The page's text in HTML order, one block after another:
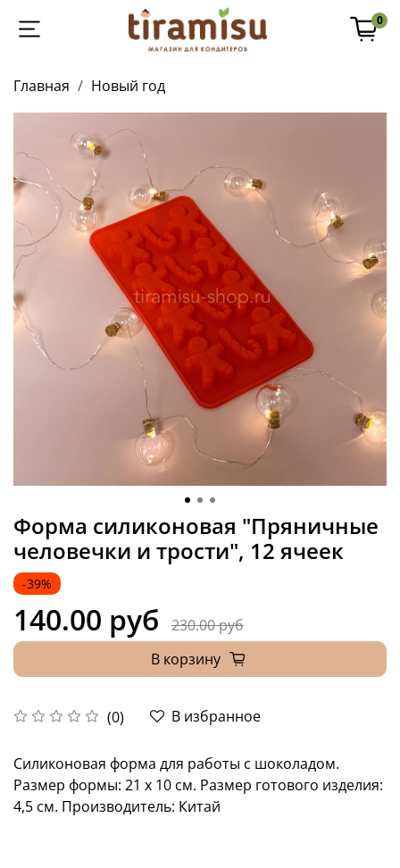
0
Главная Новый год
Форма силиконовая "Пряничные
человечки и трости", 12 ячеек
(0) В избранное
-39%
140.00 руб
230.00 руб
В корзину
Силиконовая форма для работы с шоколадом.
Размер формы: 21 х 10 см. Размер готового изделия:
4,5 см. Производитель: Китай